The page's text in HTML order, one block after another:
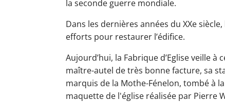
la seconde guerre mondiale.
Dans les dernières années du XXe
efforts pour restaurer l’édifice.
Aujourd’hui, la Fabrique d’Eglise veille
maître-autel de très bonne facture, sa
marquis de la Mothe-Fénelon, tombé à
maquette de l'église réalisée par Pierre